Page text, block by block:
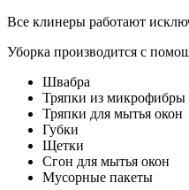
Все клинеры работают
Уборка производится с
Швабра
Тряпки из микрофибры
Тряпки для мытья окон
Губки
Щетки
Сгон для мытья окон
Мусорные пакеты